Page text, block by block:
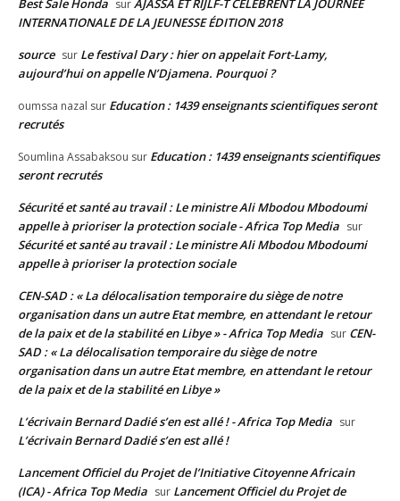
Best Sale Honda surAJASSA ET RIJLF-T CÉLÈBRENT LA JOURNÉE
INTERNATIONALE DE LA JEUNESSE ÉDITION 2018
source sur Le festival Dary : hier on appelait Fort-Lamy,
aujourd’hui on appelle N’Djamena. Pourquoi ?
oumssa nazal sur Education : 1439 enseignants scientifiques seront
recrutés
Soumlina Assabaksou sur Education : 1439 enseignants scientifiques
seront recrutés
Sécurité et santé au travail : Le ministre Ali Mbodou Mbodoumi
appelle à prioriser la protection sociale - Africa Top Media sur
Sécurité et santé au travail : Le ministre Ali Mbodou Mbodoumi
appelle à prioriser la protection sociale
CEN-SAD : « La délocalisation temporaire du siège de notre
organisation dans un autre Etat membre, en attendant le retour
de la paix et de la stabilité en Libye » - Africa Top Media sur CEN-
SAD : « La délocalisation temporaire du siège de notre
organisation dans un autre Etat membre, en attendant le retour
de la paix et de la stabilité en Libye »
L’écrivain Bernard Dadié s’en est allé ! - Africa Top Media sur
L’écrivain Bernard Dadié s’en est allé !
Lancement Officiel du Projet de l’Initiative Citoyenne Africain
(ICA) - Africa Top Media sur Lancement Officiel du Projet de